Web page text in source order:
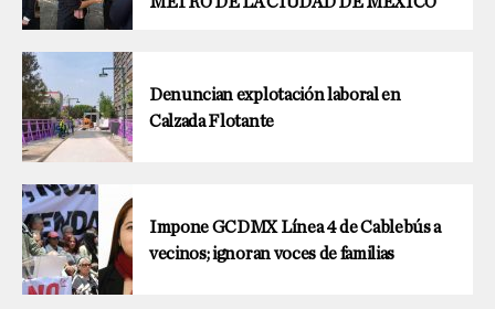
Denuncian explotación laboral en
Calzada Flotante
Impone GCDMX Línea 4 de Cablebús a
vecinos; ignoran voces de familias